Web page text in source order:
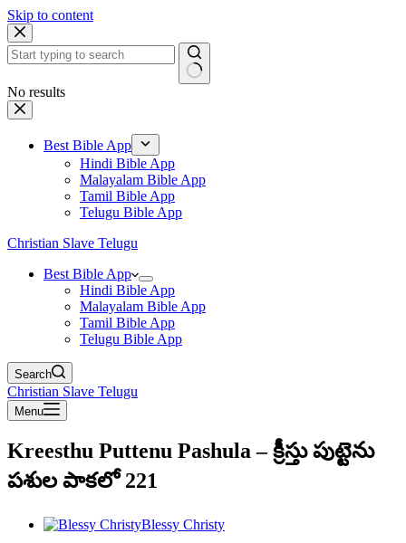
Skip to content
No results
Best Bible App
Hindi Bible App
Malayalam Bible App
Tamil Bible App
Telugu Bible App
Christian Slave Telugu
Best Bible App
Hindi Bible App
Malayalam Bible App
Tamil Bible App
Telugu Bible App
Search
Christian Slave Telugu
Menu
Kreesthu Puttenu Pashula – క్రీస్తు పుట్టెను
పశుల పాకలో 221
Blessy Christy